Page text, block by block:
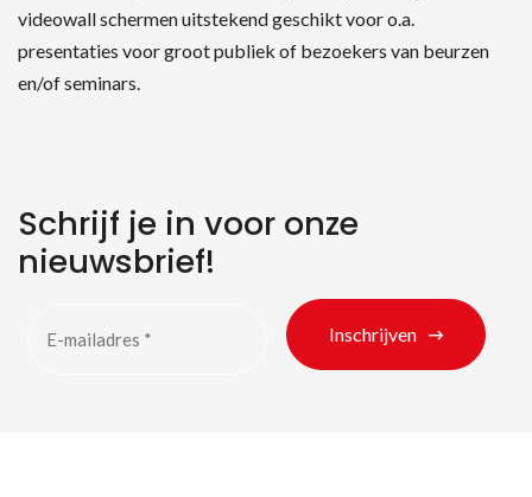
videowall schermen uitstekend geschikt voor o.a.
presentaties voor groot publiek of bezoekers van beurzen
en/of seminars.
Schrijf je in voor onze
nieuwsbrief!
Inschrijven